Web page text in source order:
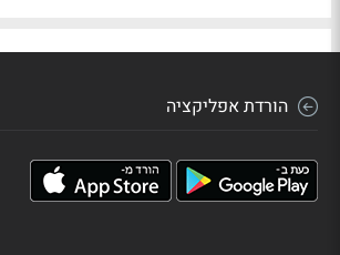
הורדת אפליקציה